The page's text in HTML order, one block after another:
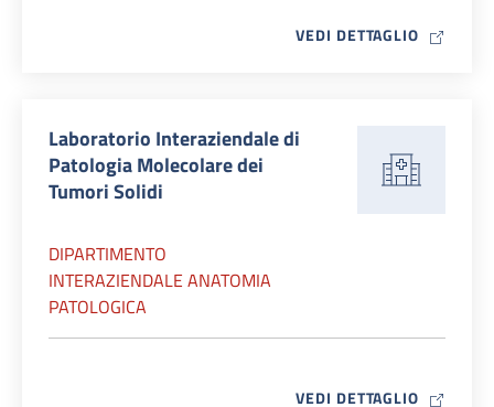
VEDI DETTAGLIO MAP ICON
Laboratorio Interaziendale di
Patologia Molecolare dei
Tumori Solidi
DIPARTIMENTO
INTERAZIENDALE ANATOMIA
PATOLOGICA
VEDI DETTAGLIO MAP ICON